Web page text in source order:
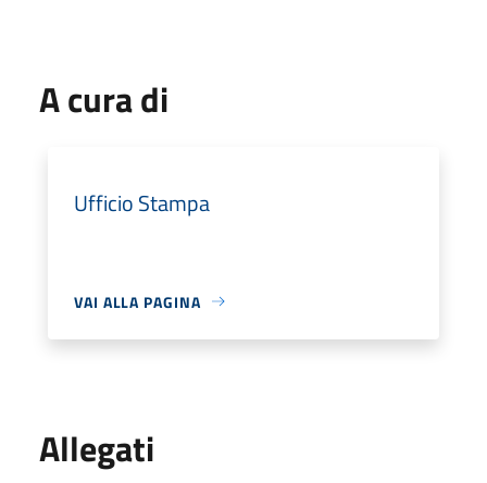
A cura di
Ufficio Stampa
VAI ALLA PAGINA
Allegati